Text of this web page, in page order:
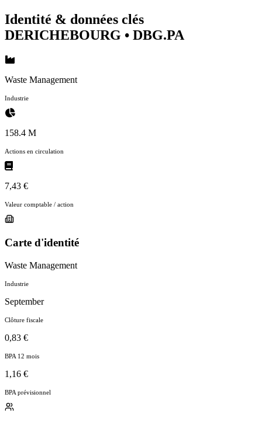
Identité & données clés
DERICHEBOURG • DBG.PA
Waste Management
Industrie
158.4 M
Actions en circulation
7,43 €
Valeur comptable / action
Carte d'identité
Waste Management
Industrie
September
Clôture fiscale
0,83 €
BPA 12 mois
1,16 €
BPA prévisionnel